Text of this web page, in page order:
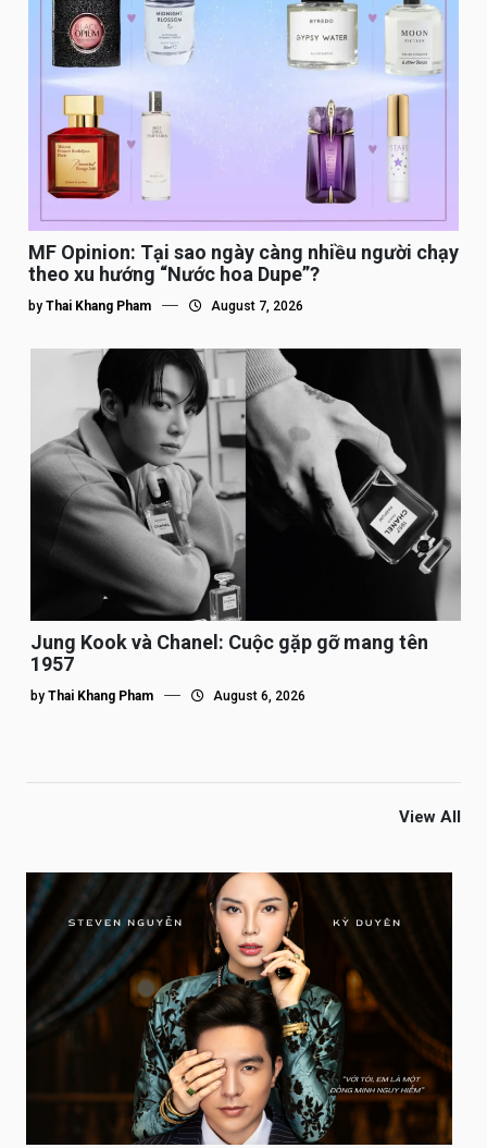
MF Opinion: Tại sao ngày càng nhiều người chạy
theo xu hướng “Nước hoa Dupe”?
by Thai Khang Pham August 7, 2026
Jung Kook và Chanel: Cuộc gặp gỡ mang tên
1957
by Thai Khang Pham August 6, 2026
View All